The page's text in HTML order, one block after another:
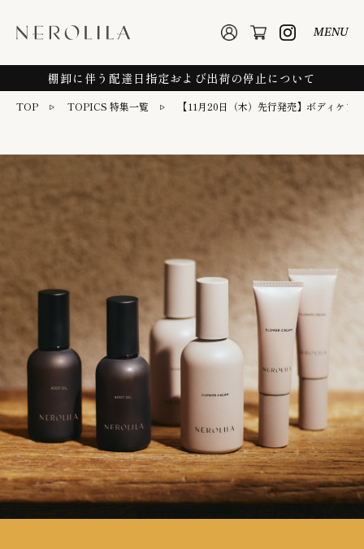
MENU
棚卸に伴う配達日指定および出荷の停止について
TOP TOPICS 特集一覧 【11月20日（木）先行発売】ボディケア